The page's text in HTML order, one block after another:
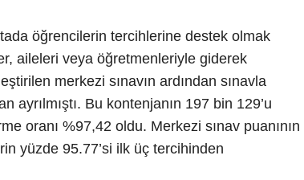
öğrencilerin tercihlerine destek olmak
aileleri veya öğretmenleriyle giderek
merkezi sınavın ardından sınavla
Bu kontenjanın 197 bin 129’u
oranı %97,42 oldu. Merkezi sınav puanının
yüzde 95.77’si ilk üç tercihinden